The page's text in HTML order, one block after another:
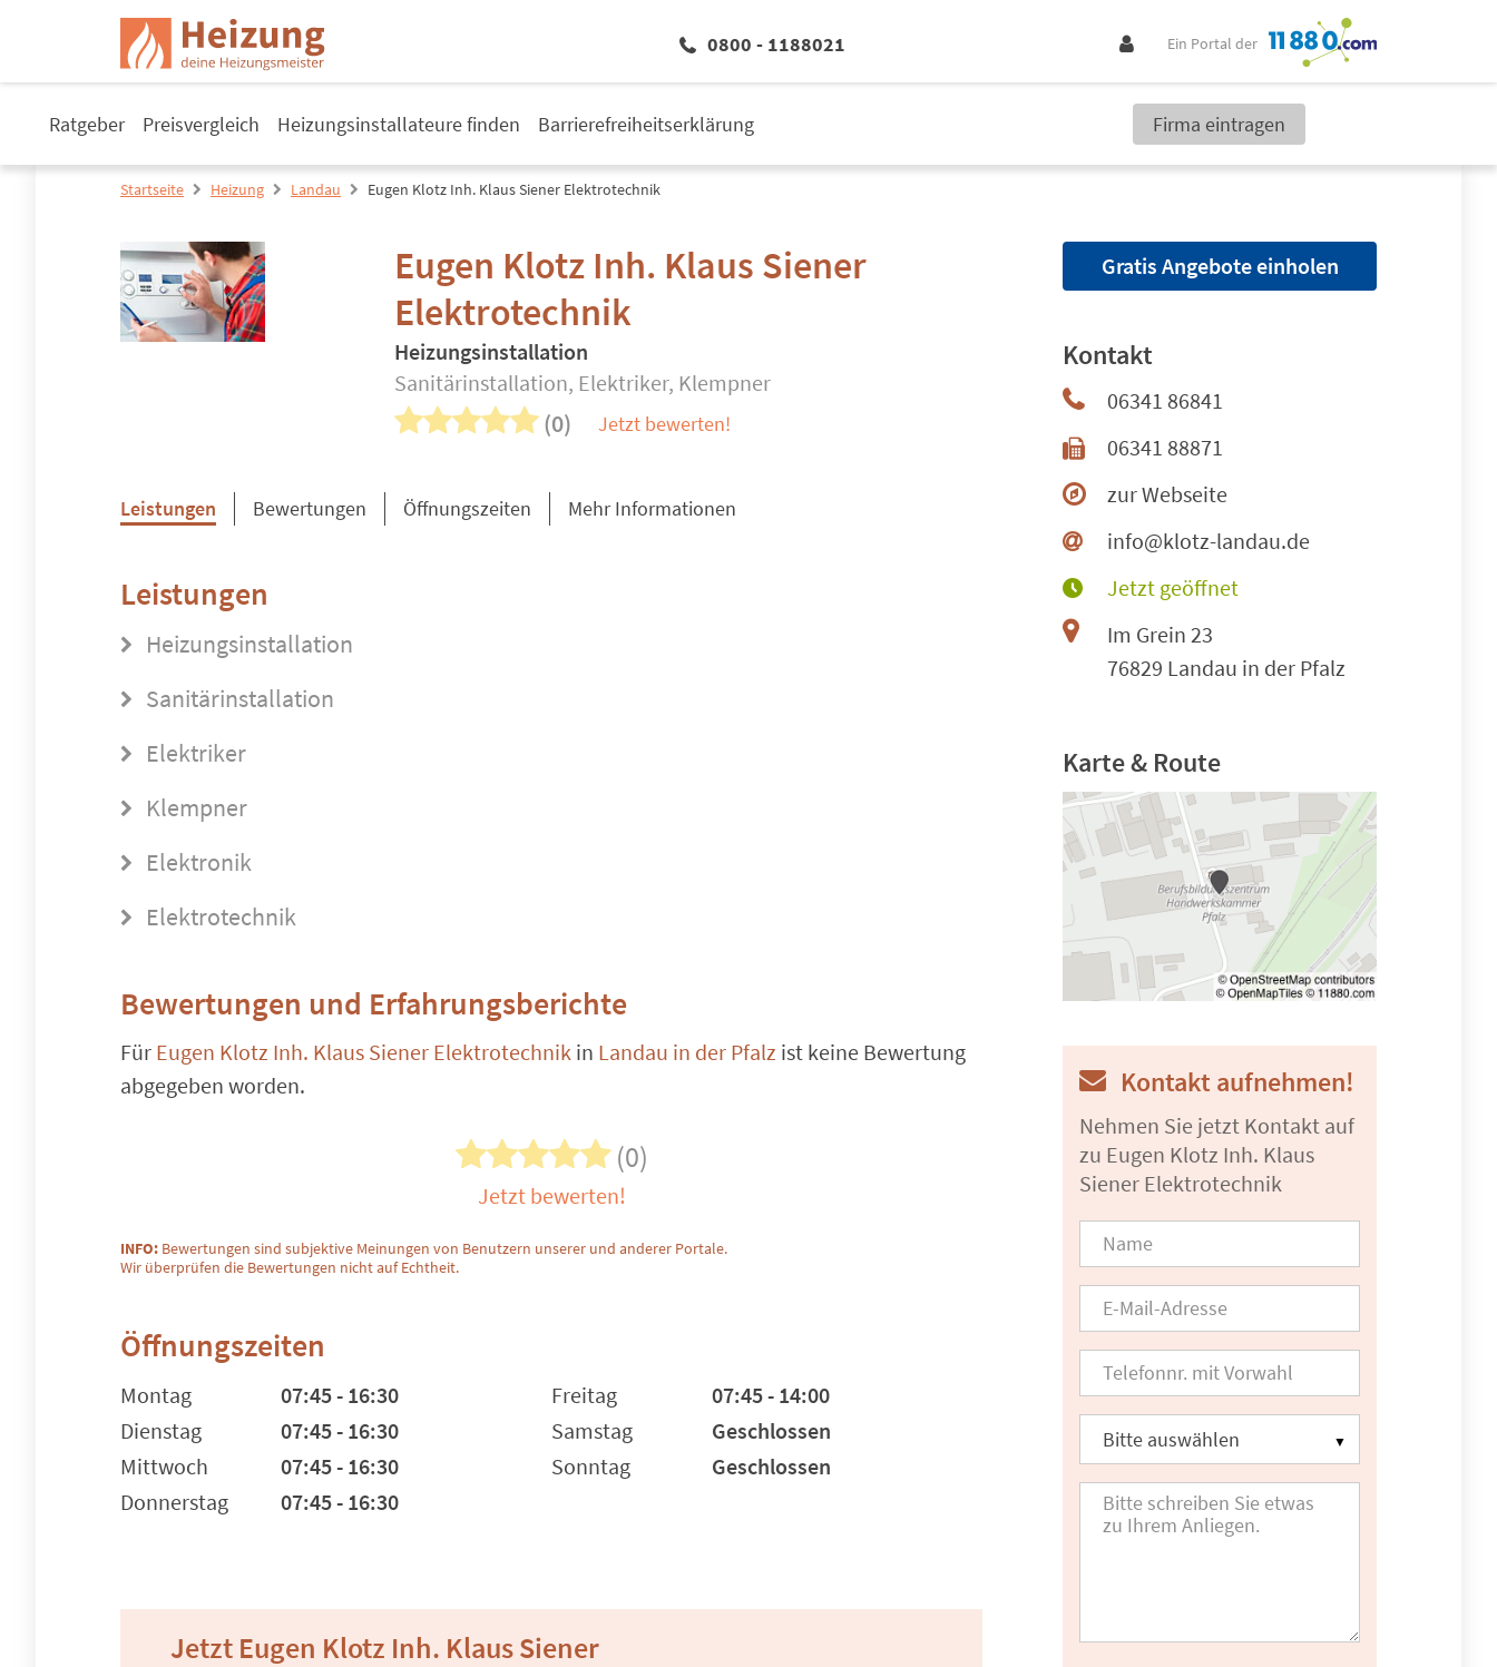
0800 - 1188021 Ein Portal der
Ratgeber Preisvergleich Heizungsinstallateure finden Barrierefreiheitserklärung Firma eintragen
Startseite Heizung Landau Eugen Klotz Inh. Klaus Siener Elektrotechnik
Eugen Klotz Inh. Klaus Siener
Elektrotechnik
Heizungsinstallation
Sanitärinstallation, Elektriker, Klempner
(0) Jetzt bewerten!
Leistungen Bewertungen Öffnungszeiten Mehr Informationen
Leistungen
Heizungsinstallation
Sanitärinstallation
Elektriker
Klempner
Elektronik
Elektrotechnik
Bewertungen und Erfahrungsberichte
Für Eugen Klotz Inh. Klaus Siener Elektrotechnik in Landau in der Pfalz ist keine Bewertung
abgegeben worden.
(0)
Jetzt bewerten!
INFO: Bewertungen sind subjektive Meinungen von Benutzern unserer und anderer Portale.
Wir überprüfen die Bewertungen nicht auf Echtheit.
Öffnungszeiten
Montag
07:45 - 16:30
Dienstag
07:45 - 16:30
Mittwoch
07:45 - 16:30
Donnerstag
07:45 - 16:30
Freitag
07:45 - 14:00
Samstag
Geschlossen
Sonntag
Geschlossen
Jetzt Eugen Klotz Inh. Klaus Siener
Gratis Angebote einholen
Kontakt
06341 86841
06341 88871
zur Webseite
info@klotz-landau.de
Jetzt geöffnet
Im Grein 23
76829 Landau in der Pfalz
Karte & Route
Kontakt aufnehmen!
Nehmen Sie jetzt Kontakt auf
zu Eugen Klotz Inh. Klaus
Siener Elektrotechnik